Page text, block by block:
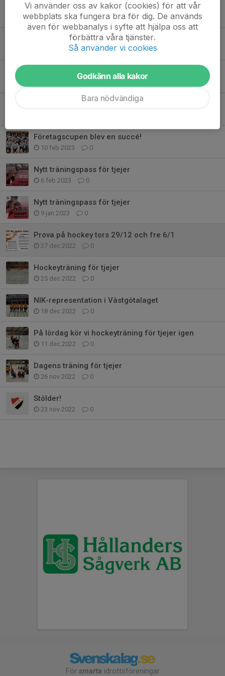
Kompisdag 29/12
4 dec 2023 0
Kompisdag på lördag
11 okt 2023 0
Dags för säsongsavslutning!
På lördag kör vi igen!
Företagscupen blev en succé!
10 feb 2023 0
Nytt träningspass för tjejer
6 feb 2023 0
Nytt träningspass för tjejer
9 jan 2023 0
Prova på hockey tors 29/12 och fre 6/1
27 dec 2022 0
Hockeyträning för tjejer
25 dec 2022 0
NIK-representation i Västgötalaget
18 dec 2022 0
På lördag kör vi hockeyträning för tjejer igen
11 dec 2022 0
Dagens träning för tjejer
26 nov 2022 0
Stölder!
23 nov 2022 0
För smarta idrottsföreningar
Vi använder oss av kakor (cookies) för att vår
webbplats ska fungera bra för dig. De används
även för webbanalys i syfte att hjälpa oss att
förbättra våra tjänster.
Så använder vi cookies
Godkänn alla kakor
Bara nödvändiga